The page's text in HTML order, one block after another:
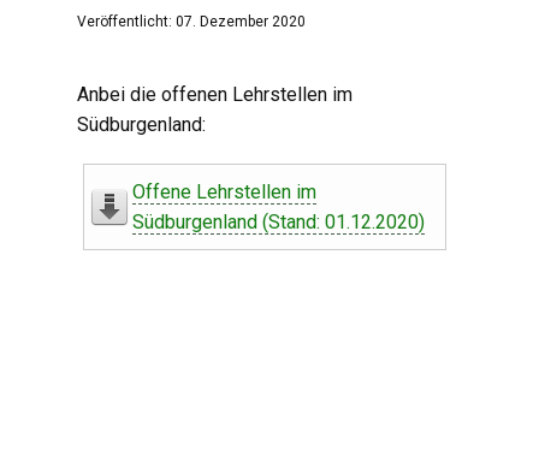
Veröffentlicht: 07. Dezember 2020
Anbei die offenen Lehrstellen im
Südburgenland:
Offene Lehrstellen im
Südburgenland (Stand: 01.12.2020)